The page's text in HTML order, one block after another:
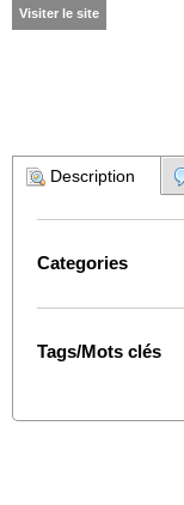
Visiter le site
Description
Categories
Tags/Mots clés